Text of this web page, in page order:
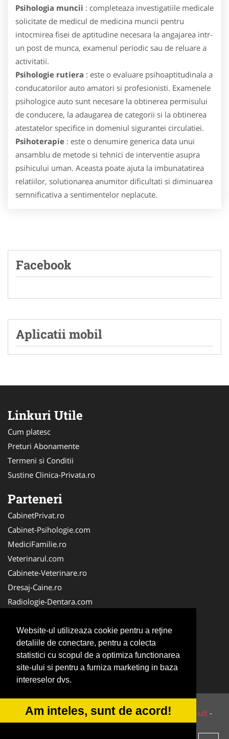
Website-ul utilizeaza cookie pentru a reţine
detaliile de conectare, pentru a colecta
statistici cu scopul de a optimiza functionarea
site-ului si pentru a furniza marketing in baza
intereselor dvs.
Am inteles, sunt de acord!
Psihologia muncii : completeaza investigatiile medicale
solicitate de medicul de medicina muncii pentru
intocmirea fisei de aptitudine necesara la angajarea intr-
un post de munca, examenul periodic sau de reluare a
activitatii.
Psihologie rutiera : este o evaluare psihoaptitudinala a
conducatorilor auto amatori si profesionisti. Examenele
psihologice auto sunt necesare la obtinerea permisului
de conducere, la adaugarea de categorii si la obtinerea
atestatelor specifice in domeniul sigurantei circulatiei.
Psihoterapie : este o denumire generica data unui
ansamblu de metode si tehnici de interventie asupra
psihicului uman. Aceasta poate ajuta la imbunatatirea
relatiilor, solutionarea anumitor dificultati si diminuarea
semnificativa a sentimentelor neplacute.
Facebook
Aplicatii mobil
Linkuri Utile
Cum platesc
Preturi Abonamente
Termeni si Conditii
Sustine Clinica-Privata.ro
Parteneri
CabinetPrivat.ro
Cabinet-Psihologie.com
MediciFamilie.ro
Veterinarul.com
Cabinete-Veterinare.ro
Dresaj-Caine.ro
Radiologie-Dentara.com
Cabinet-Individual.ro
Medic-Bun.com
Oftalmologul.ro
Stomatologul.com
© 2014-2026 Powered byVilonMedia&Tokaido Consult -